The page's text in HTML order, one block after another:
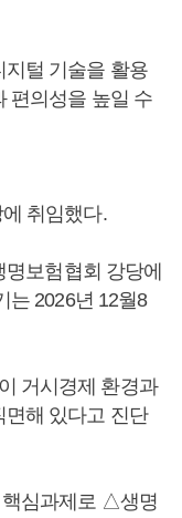
털 기술을 활용
편의성을 높일 수
취임했다.
보험협회 강당에
는 2026년 12월8
거시경제 환경과
해 있다고 진단
핵심과제로 △생명